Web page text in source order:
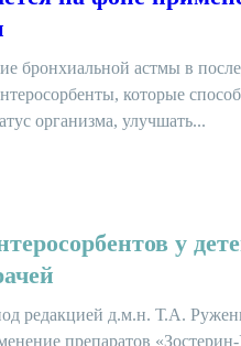
бронхиальной астмы в
которые
организма, улучшать...
у
редакцией д.м.н. Т.А.
препаратов